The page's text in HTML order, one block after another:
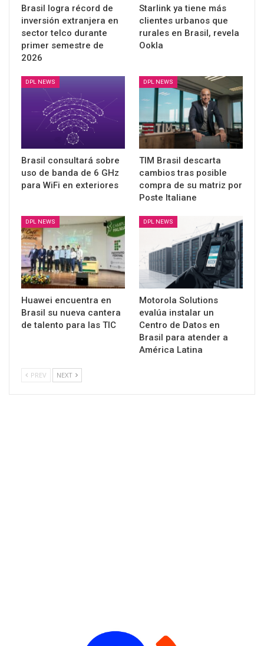
Brasil logra récord de
inversión extranjera en
sector telco durante
primer semestre de
2026
Starlink ya tiene más
clientes urbanos que
rurales en Brasil, revela
Ookla
DPL NEWS
Brasil consultará sobre
uso de banda de 6 GHz
para WiFi en exteriores
DPL NEWS
TIM Brasil descarta
cambios tras posible
compra de su matriz por
Poste Italiane
DPL NEWS
Huawei encuentra en
Brasil su nueva cantera
de talento para las TIC
DPL NEWS
Motorola Solutions
evalúa instalar un
Centro de Datos en
Brasil para atender a
América Latina
PREV NEXT